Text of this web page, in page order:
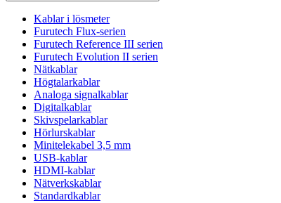
Kablar i lösmeter
Furutech Flux-serien
Furutech Reference III serien
Furutech Evolution II serien
Nätkablar
Högtalarkablar
Analoga signalkablar
Digitalkablar
Skivspelarkablar
Hörlurskablar
Minitelekabel 3,5 mm
USB-kablar
HDMI-kablar
Nätverkskablar
Standardkablar